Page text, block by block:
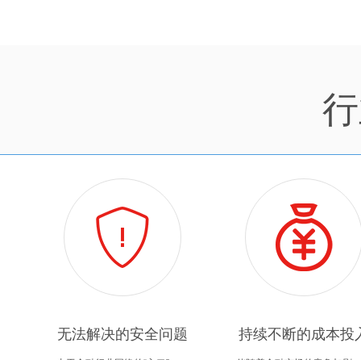
无法解决的安全问题 持续不断的成本投